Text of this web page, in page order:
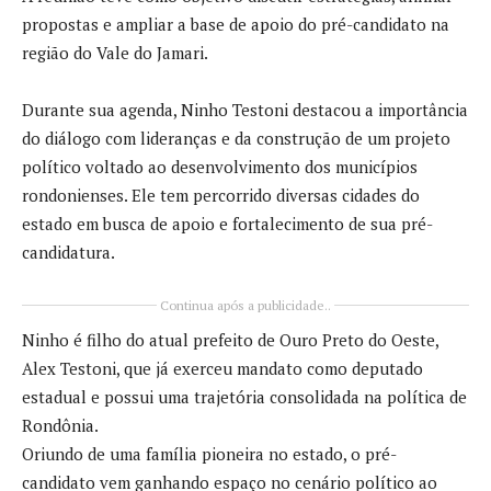
propostas e ampliar a base de apoio do pré-candidato na
região do Vale do Jamari.
Durante sua agenda, Ninho Testoni destacou a importância
do diálogo com lideranças e da construção de um projeto
político voltado ao desenvolvimento dos municípios
rondonienses. Ele tem percorrido diversas cidades do
estado em busca de apoio e fortalecimento de sua pré-
candidatura.
Continua após a publicidade..
Ninho é filho do atual prefeito de Ouro Preto do Oeste,
Alex Testoni, que já exerceu mandato como deputado
estadual e possui uma trajetória consolidada na política de
Rondônia.
Oriundo de uma família pioneira no estado, o pré-
candidato vem ganhando espaço no cenário político ao